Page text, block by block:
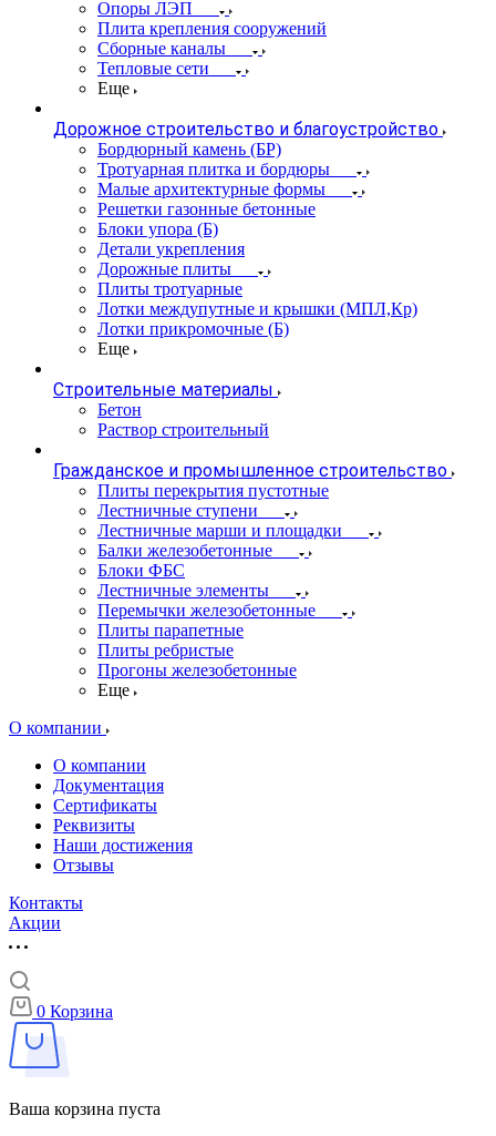
Опоры ЛЭП
Плита крепления сооружений
Сборные каналы
Тепловые сети
Еще
Дорожное строительство и благоустройство
Бордюрный камень (БР)
Тротуарная плитка и бордюры
Малые архитектурные формы
Решетки газонные бетонные
Блоки упора (Б)
Детали укрепления
Дорожные плиты
Плиты тротуарные
Лотки междупутные и крышки (МПЛ,Кр)
Лотки прикромочные (Б)
Еще
Строительные материалы
Бетон
Раствор строительный
Гражданское и промышленное строительство
Плиты перекрытия пустотные
Лестничные ступени
Лестничные марши и площадки
Балки железобетонные
Блоки ФБС
Лестничные элементы
Перемычки железобетонные
Плиты парапетные
Плиты ребристые
Прогоны железобетонные
Еще
О компании
О компании
Документация
Сертификаты
Реквизиты
Наши достижения
Отзывы
Контакты
Акции
0 Корзина
Ваша корзина пуста